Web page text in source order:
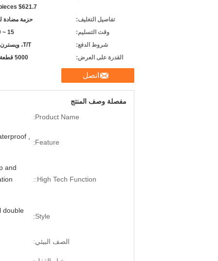
$621.7
تفاصيل التغليف:
حزمة مضادة
وقت التسليم:
15 ~ 20 يومًا
شروط الدفع:
T/T، ويسترن يونيون
القدرة على العرض:
5000 قطعة شهريا
اتصل
مفصلة وصف المنتج
Product Name:
Feature:
,
High Tech Function::
and
Style:
double
الصف البيئي: